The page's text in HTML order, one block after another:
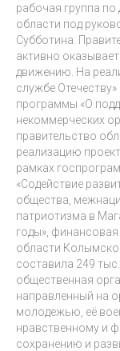
рабочая группа
области под
Субботина.
активно
движению. На
службе
программы «О
некоммерческих
правительство
реализацию
рамках
«Содействие
общества,
патриотизма в
годы»,
области
составила 249
общественная
направленный на
молодежью, её
нравственному и
сохранению и